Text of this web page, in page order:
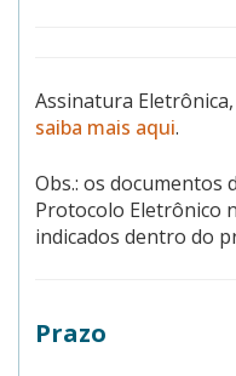
Assinatura
saiba mais aqui.
Obs.: os documentos
Protocolo Eletrônico
indicados dentro do
Prazo